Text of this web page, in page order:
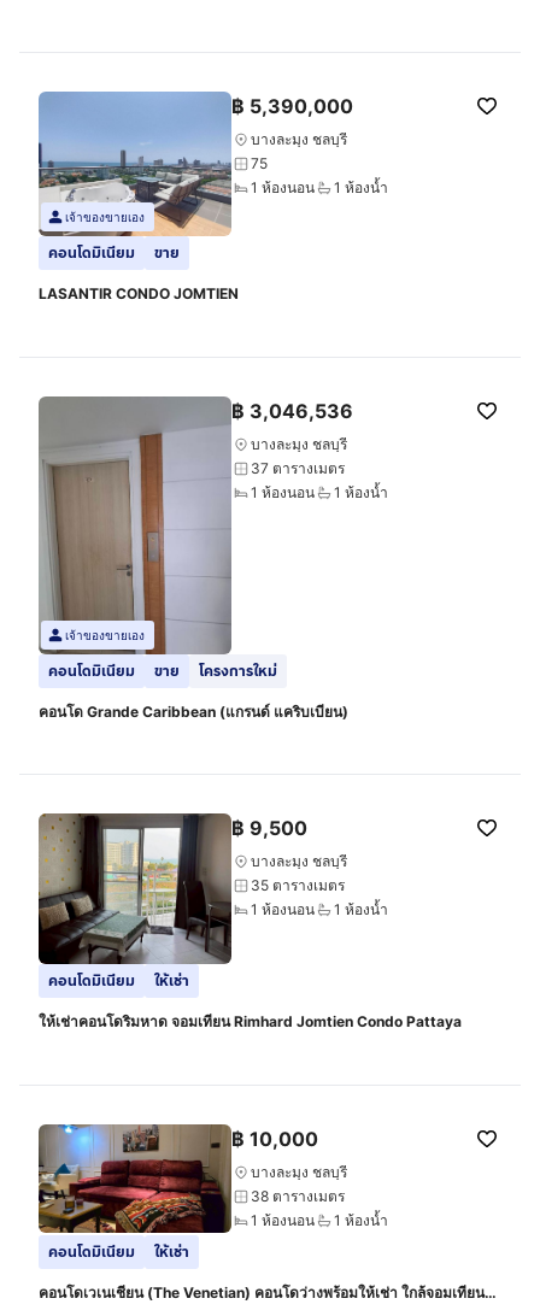
เจ้าของขายเอง
฿ 5,390,000
บางละมุง ชลบุรี
75
1 ห้องนอน
1 ห้องน้ำ
คอนโดมิเนียม ขาย
LASANTIR CONDO JOMTIEN
เจ้าของขายเอง
฿ 3,046,536
บางละมุง ชลบุรี
37 ตารางเมตร
1 ห้องนอน
1 ห้องน้ำ
คอนโดมิเนียม ขาย โครงการใหม่
คอนโด Grande Caribbean (แกรนด์ แคริบเบียน)
฿ 9,500
บางละมุง ชลบุรี
35 ตารางเมตร
1 ห้องนอน
1 ห้องน้ำ
คอนโดมิเนียม ให้เช่า
ให้เช่าคอนโดริมหาด จอมเทียน Rimhard Jomtien Condo Pattaya
฿ 10,000
บางละมุง ชลบุรี
38 ตารางเมตร
1 ห้องนอน
1 ห้องน้ำ
คอนโดมิเนียม ให้เช่า
คอนโดเวเนเชียน (The Venetian) คอนโดว่างพร้อมให้เช่า ใกล้จอมเทียน